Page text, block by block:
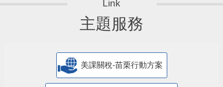
主題服務
美課關稅-苗栗行動方案